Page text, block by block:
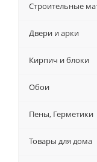
Строительные
Двери и арки
Кирпич и блоки
Обои
Пены, Герметики
Товары для дома